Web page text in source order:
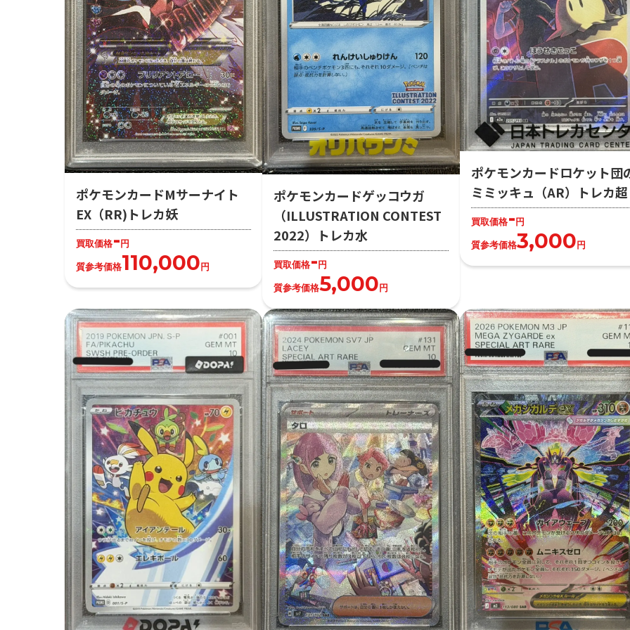
ポケモンカードMサーナイト
EX（RR)トレカ妖
買取価格-円
質参考価格110,000円
ポケモンカードゲッコウガ
（ILLUSTRATION CONTEST
2022）トレカ水
買取価格-円
質参考価格5,000円
ポケモンカードロケット団
ミミッキュ（AR）トレカ超
買取価格-円
質参考価格3,000円